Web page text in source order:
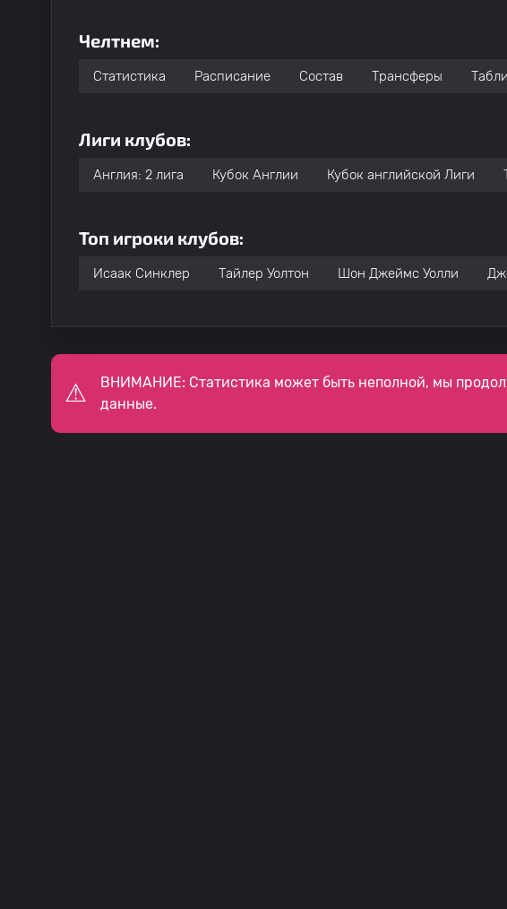
Челтнем:
Статистика Расписание Состав Трансферы
Лиги клубов:
Англия: 2 лига Кубок Англии Кубок английской Лиги
Топ игроки клубов:
Исаак Синклер Тайлер Уолтон Шон Джеймс Уолли
ВНИМАНИЕ: Статистика может быть неполной, мы
данные.